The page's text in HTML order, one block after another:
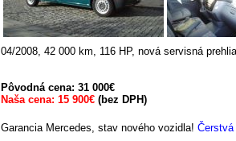
04/2008, 42 000 km, 116 HP, nová servisná
Pôvodná cena: 31 000€
Naša cena: 15 900€ (bez DPH)
Garancia Mercedes, stav nového vozidla!